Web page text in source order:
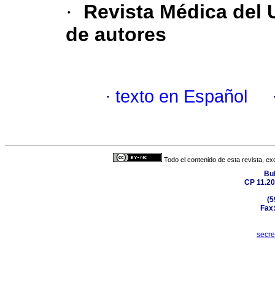
·
Revista Médica del
de autores
· texto en Español
Todo el contenido de esta revista,
CP